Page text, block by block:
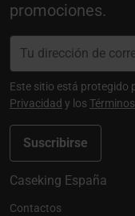
promociones.
Suscribirse
Este sitio está protegido
Privacidad y los
Caseking España
Contactos